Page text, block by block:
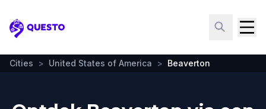
Questo
Cities > United States of America > Beaverton